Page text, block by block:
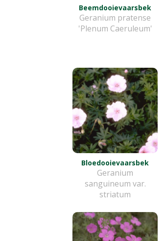
Beemdooievaarsbek
Geranium pratense
'Plenum Caeruleum'
Bloedooievaarsbek
Geranium
sanguineum var.
striatum